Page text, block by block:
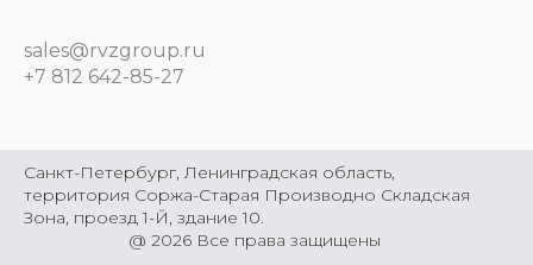
sales@rvzgroup.ru
+7 812 642-85-27
@ 2026 Все права защищены
Санкт-Петербург, Ленинградская область,
территория Соржа-Старая Производно Складская
Зона, проезд 1-Й, здание 10.